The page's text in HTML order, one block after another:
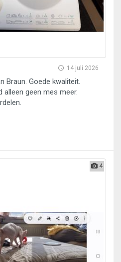
14 juli 2026
Braun. Goede kwaliteit.
geen mes meer.
4